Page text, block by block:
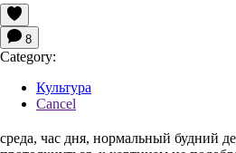
8
Category:
Культура
Cancel
среда, час дня, нормальный будний